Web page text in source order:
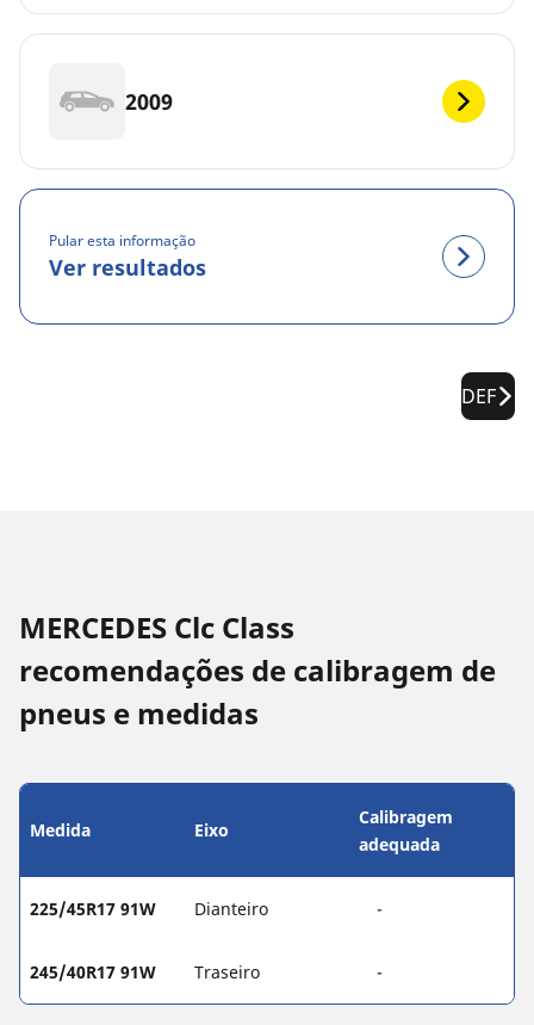
2009
Pular esta informação
Ver resultados
DEF
MERCEDES Clc Class
recomendações de calibragem de
pneus e medidas
Medida Eixo
Calibragem
adequada
225/45R17 91W Dianteiro -
245/40R17 91W Traseiro -